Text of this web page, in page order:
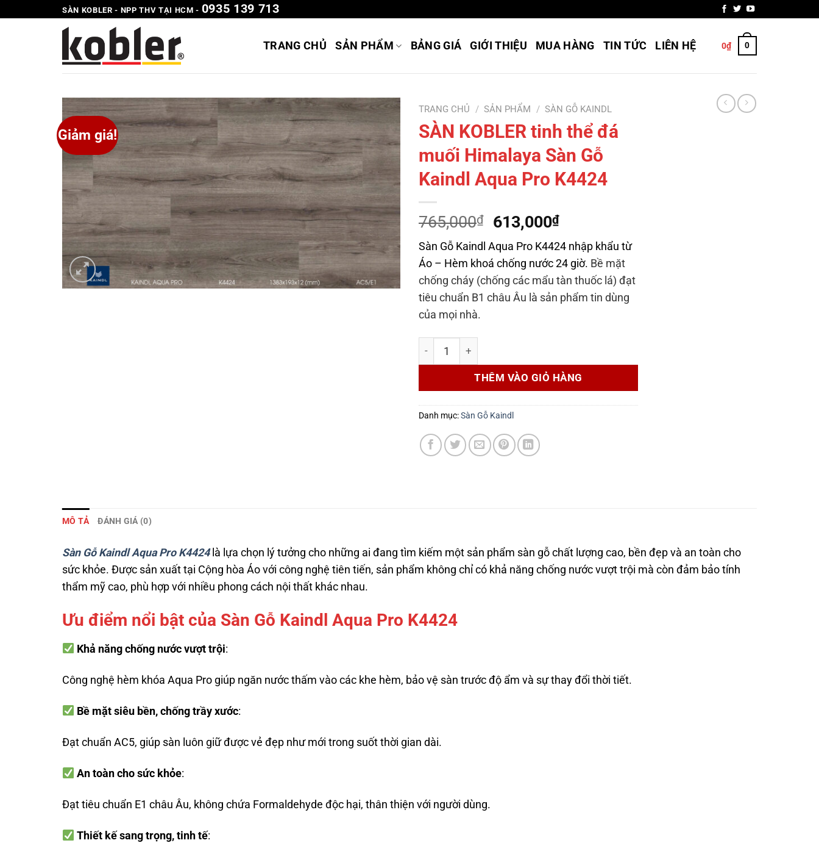
SÀN KOBLER - NPP THV TẠI HCM - 0935 139 713
TRANG CHỦ SẢN PHẨM BẢNG GIÁ GIỚI THIỆU MUA HÀNG TIN TỨC LIÊN HỆ 0₫ 0
Giảm giá!
TRANG CHỦ / SẢN PHẨM / SÀN GỖ KAINDL
SÀN KOBLER tinh thể đá
muối Himalaya Sàn Gỗ
Kaindl Aqua Pro K4424
765,000₫
Giá
gốc
là:
765,000₫.
613,000₫Giá
hiện
tại
là:
613,000₫.
Sàn Gỗ Kaindl Aqua Pro K4424 nhập khẩu từ
Áo – Hèm khoá chống nước 24 giờ. Bề mặt
chống cháy (chống các mẩu tàn thuốc lá) đạt
tiêu chuẩn B1 châu Âu là sản phẩm tin dùng
của mọi nhà.
SÀN KOBLER tinh thể đá muối Himalaya Sàn Gỗ Kaindl Aqua Pro K4424 số lượng
THÊM VÀO GIỎ HÀNG
Danh mục:Sàn Gỗ Kaindl
MÔ TẢ ĐÁNH GIÁ (0)
Sàn Gỗ Kaindl Aqua Pro K4424là lựa chọn lý tưởng cho những ai đang tìm kiếm một sản phẩm sàn gỗ chất lượng cao, bền đẹp và an toàn cho
sức khỏe. Được sản xuất tại Cộng hòa Áo với công nghệ tiên tiến, sản phẩm không chỉ có khả năng chống nước vượt trội mà còn đảm bảo tính
thẩm mỹ cao, phù hợp với nhiều phong cách nội thất khác nhau.
Ưu điểm nổi bật của Sàn Gỗ Kaindl Aqua Pro K4424
Khả năng chống nước vượt trội:
Công nghệ hèm khóa Aqua Pro giúp ngăn nước thấm vào các khe hèm, bảo vệ sàn trước độ ẩm và sự thay đổi thời tiết.
Bề mặt siêu bền, chống trầy xước:
Đạt chuẩn AC5, giúp sàn luôn giữ được vẻ đẹp như mới trong suốt thời gian dài.
An toàn cho sức khỏe:
Đạt tiêu chuẩn E1 châu Âu, không chứa Formaldehyde độc hại, thân thiện với người dùng.
Thiết kế sang trọng, tinh tế: